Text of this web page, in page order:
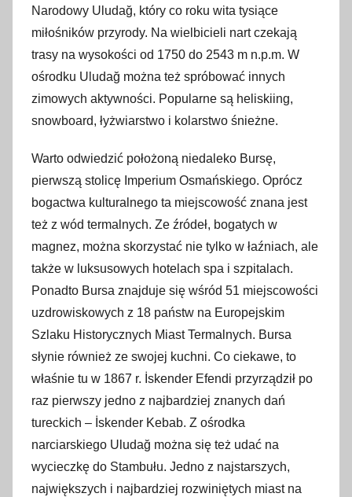
Narodowy Uludağ, który co roku wita tysiące
miłośników przyrody. Na wielbicieli nart czekają
trasy na wysokości od 1750 do 2543 m n.p.m. W
ośrodku Uludağ można też spróbować innych
zimowych aktywności. Popularne są heliskiing,
snowboard, łyżwiarstwo i kolarstwo śnieżne.
Warto odwiedzić położoną niedaleko Bursę,
pierwszą stolicę Imperium Osmańskiego. Oprócz
bogactwa kulturalnego ta miejscowość znana jest
też z wód termalnych. Ze źródeł, bogatych w
magnez, można skorzystać nie tylko w łaźniach, ale
także w luksusowych hotelach spa i szpitalach.
Ponadto Bursa znajduje się wśród 51 miejscowości
uzdrowiskowych z 18 państw na Europejskim
Szlaku Historycznych Miast Termalnych. Bursa
słynie również ze swojej kuchni. Co ciekawe, to
właśnie tu w 1867 r. İskender Efendi przyrządził po
raz pierwszy jedno z najbardziej znanych dań
tureckich – İskender Kebab. Z ośrodka
narciarskiego Uludağ można się też udać na
wycieczkę do Stambułu. Jedno z najstarszych,
największych i najbardziej rozwiniętych miast na